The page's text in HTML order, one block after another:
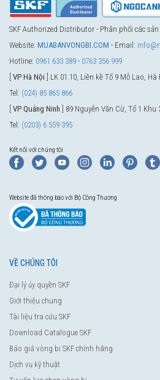
SKF Authorized Distributor - Phân phối các
Website: MUABANVONGBI.COM - Email:
Hotline: 0961 633 389 - 0763 356 999
VP Hà Nội ] LK 01.10, Liền kề Tổ 9 Mỗ Lao,
Tel: (024) 85 865 866
VP Quảng Ninh ] 89 Nguyễn Văn Cừ, Tổ 1
Tel: (0203) 6 559 395
Kết nối với chúng tôi
Website đã thông báo với Bộ Công Thương
VỀ CHÚNG TÔI
Đại lý ủy quyền SKF
Giới thiệu chung
Tài liệu tra cứu SKF
Download Catalogue SKF
Báo giá vòng bi SKF chính hãng
Dịch vụ kỹ thuật